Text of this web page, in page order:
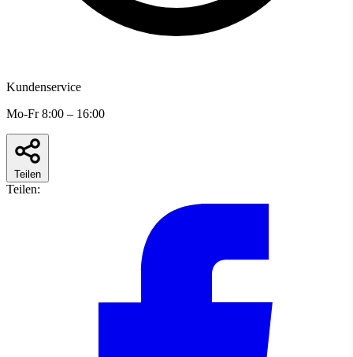
Kundenservice
Mo-Fr 8:00 – 16:00
Teilen
Teilen: